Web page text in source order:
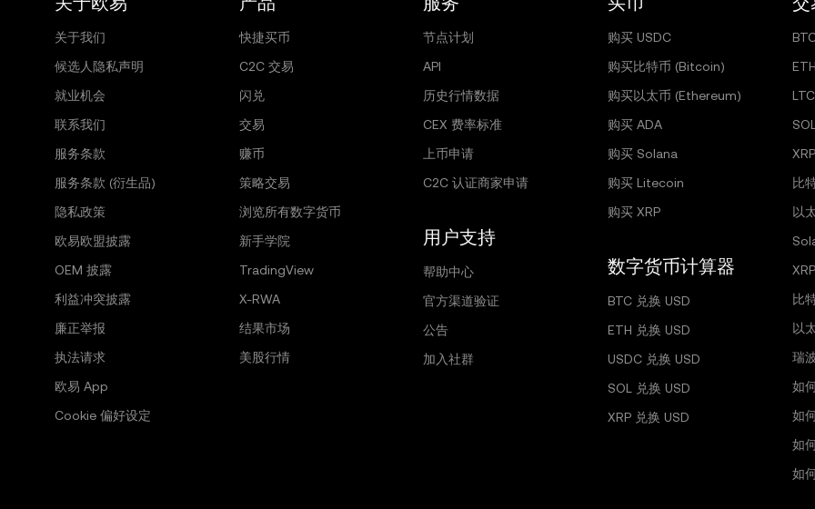
关于我们
候选人隐私声明
就业机会
联系我们
服务条款
服务条款 (衍生品)
隐私政策
欧易欧盟披露
OEM 披露
利益冲突披露
廉正举报
执法请求
欧易 App
Cookie 偏好设定
快捷买币
C2C 交易
闪兑
交易
赚币
策略交易
浏览所有数字货币
新手学院
TradingView
X-RWA
结果市场
美股行情
节点计划
API
历史行情数据
CEX 费率标准
上币申请
C2C 认证商家申请
用户支持
帮助中心
官方渠道验证
公告
加入社群
购买 USDC
购买比特币 (Bitcoin)
购买以太币 (Ethereum)
购买 ADA
购买 Solana
购买 Litecoin
购买 XRP
数字货币计算器
BTC 兑换 USD
ETH 兑换 USD
USDC 兑换 USD
SOL 兑换 USD
XRP 兑换 USD
比
以
比
以
瑞
如
如
如
如